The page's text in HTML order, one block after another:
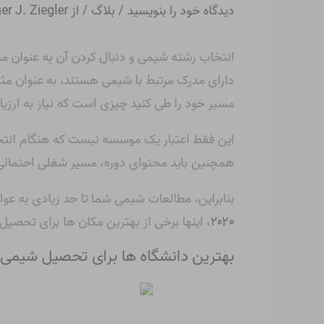
دیدگاه‌ خود را بنویسید /بلاگ / از J. Ziegler
انتخاب رشته شیمی و دنبال کردن آن به
دارای مدرک مرتبط با شیمی هستند، به عنوان
مسیر خود را طی کنید چیزی است که نیاز به
این فقط اعتبار یک موسسه نیست که هنگام
همچنین باید محتوای دوره، مسیر شغلی
بنابراین، مطالعات شیمی شما تا حد زیادی
۲۰۲۰، اینها برخی از بهترین مکان ها برای
بهترین دانشگاه ها برای تحصیل شیمی